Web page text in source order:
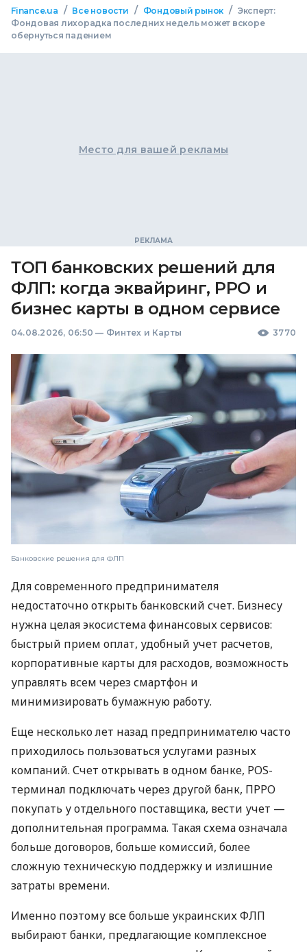
Finance.ua / Все новости / Фондовый рынок / Эксперт:
Фондовая лихорадка последних недель может вскоре
обернуться падением
Место для вашей рекламы
ТОП банковских решений для
ФЛП: когда эквайринг, РРО и
бизнес карты в одном сервисе
04.08.2026, 06:50 — Финтех и Карты 3770
Банковские решения для ФЛП
Для современного предпринимателя
недостаточно открыть банковский счет. Бизнесу
нужна целая экосистема финансовых сервисов:
быстрый прием оплат, удобный учет расчетов,
корпоративные карты для расходов, возможность
управлять всем через смартфон и
минимизировать бумажную работу.
Еще несколько лет назад предпринимателю часто
приходилось пользоваться услугами разных
компаний. Счет открывать в одном банке, POS-
терминал подключать через другой банк, ПРРО
покупать у отдельного поставщика, вести учет —
дополнительная программа. Такая схема означала
больше договоров, больше комиссий, более
сложную техническую поддержку и излишние
затраты времени.
Именно поэтому все больше украинских ФЛП
выбирают банки, предлагающие комплексное